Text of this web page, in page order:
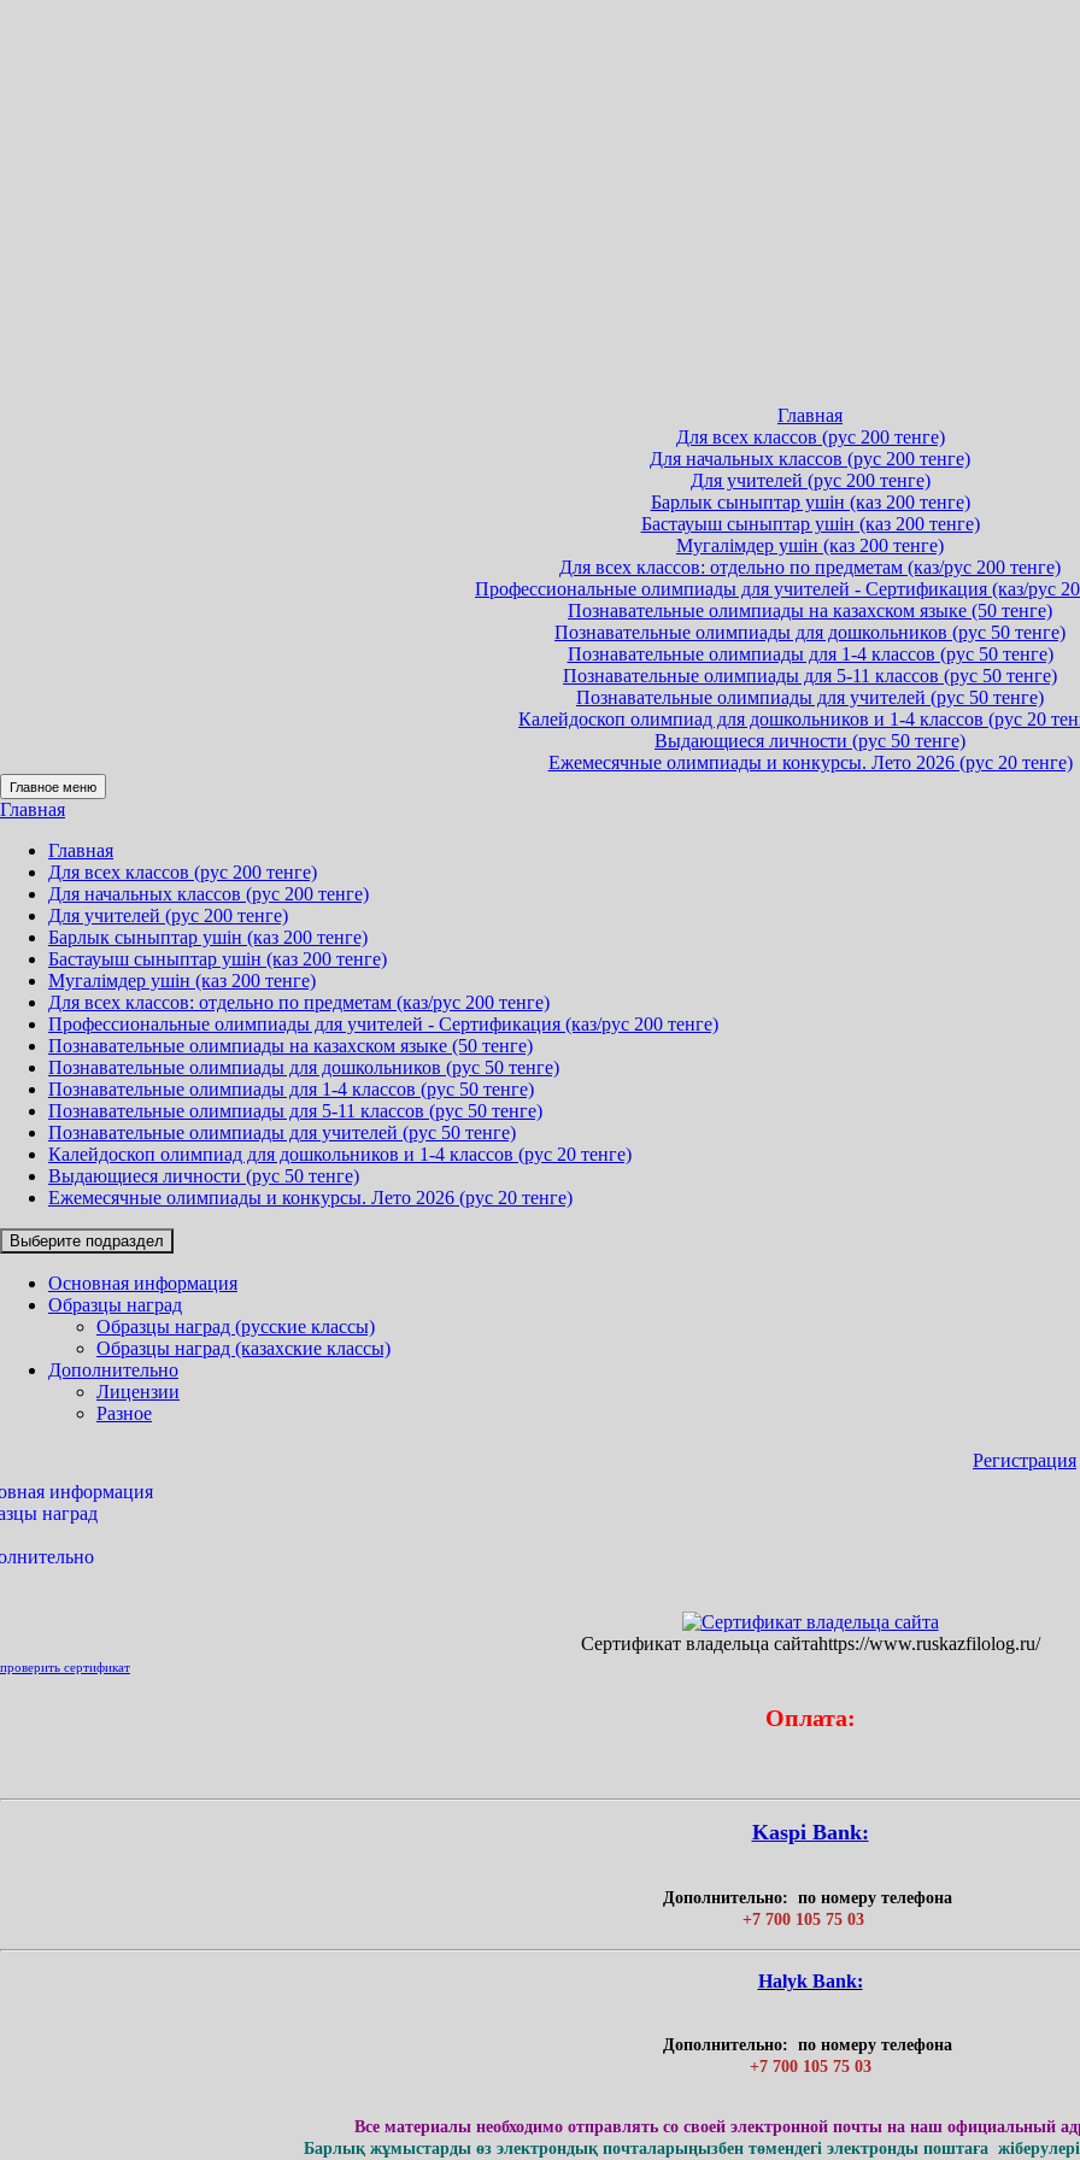
Главная
Для всех классов (рус 200 тенге)
Для начальных классов (рус 200 тенге)
Для учителей (рус 200 тенге)
Барлык сыныптар ушін (каз 200 тенге)
Бастауыш сыныптар ушін (каз 200 тенге)
Мугалімдер ушін (каз 200 тенге)
Для всех классов: отдельно по предметам (каз/рус 200 тенге)
Профессиональные олимпиады для учителей - Сертификация (каз/рус
Познавательные олимпиады на казахском языке (50 тенге)
Познавательные олимпиады для дошкольников (рус 50 тенге)
Познавательные олимпиады для 1-4 классов (рус 50 тенге)
Познавательные олимпиады для 5-11 классов (рус 50 тенге)
Познавательные олимпиады для учителей (рус 50 тенге)
Калейдоскоп олимпиад для дошкольников и 1-4 классов (рус 20
Выдающиеся личности (рус 50 тенге)
Ежемесячные олимпиады и конкурсы. Лето 2026 (рус 20 тенге)
Главное меню
Главная
Главная
Для всех классов (рус 200 тенге)
Для начальных классов (рус 200 тенге)
Для учителей (рус 200 тенге)
Барлык сыныптар ушін (каз 200 тенге)
Бастауыш сыныптар ушін (каз 200 тенге)
Мугалімдер ушін (каз 200 тенге)
Для всех классов: отдельно по предметам (каз/рус 200 тенге)
Профессиональные олимпиады для учителей - Сертификация (каз/рус 200 тенге)
Познавательные олимпиады на казахском языке (50 тенге)
Познавательные олимпиады для дошкольников (рус 50 тенге)
Познавательные олимпиады для 1-4 классов (рус 50 тенге)
Познавательные олимпиады для 5-11 классов (рус 50 тенге)
Познавательные олимпиады для учителей (рус 50 тенге)
Калейдоскоп олимпиад для дошкольников и 1-4 классов (рус 20 тенге)
Выдающиеся личности (рус 50 тенге)
Ежемесячные олимпиады и конкурсы. Лето 2026 (рус 20 тенге)
Выберите подраздел
Основная информация
Образцы наград
Образцы наград (русские классы)
Образцы наград (казахские классы)
Дополнительно
Лицензии
Разное
Регистрация
информация
наград
Сертификат владельца сайтаhttps://www.ruskazfilolog.ru/
проверить сертификат
Оплата:
Kaspi Bank:
Дополнительно: по номеру телефона
+7 700 105 75 03
Нalyk Bank:
Дополнительно: по номеру телефона
+7 700 105 75 03
Все материалы необходимо отправлять со своей электронной почты на наш официальный
Барлық жұмыстарды өз электрондық почталарыңызбен төмендегі электронды поштаға